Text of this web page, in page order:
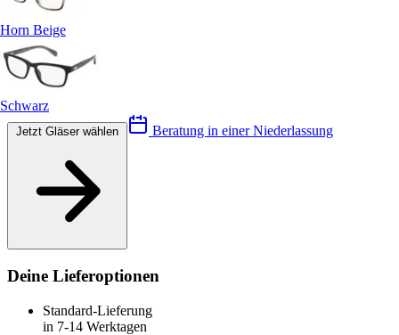
Horn Beige
Schwarz
Beratung in einer Niederlassung
Deine Lieferoptionen
Standard-Lieferung
in 7-14 Werktagen